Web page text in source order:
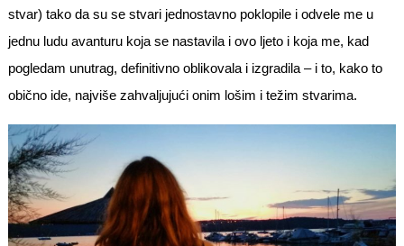
stvar) tako da su se stvari jednostavno poklopile i odvele me u
jednu ludu avanturu koja se nastavila i ovo ljeto i koja me, kad
pogledam unutrag, definitivno oblikovala i izgradila – i to, kako to
obično ide, najviše zahvaljujući onim lošim i težim stvarima.